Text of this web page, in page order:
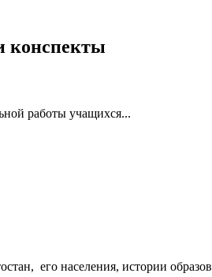
конспекты
работы учащихся...
его населения, истории